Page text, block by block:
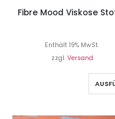
Fibre Mood Viskose
Enthält 19% MwSt.
zzgl. Versand